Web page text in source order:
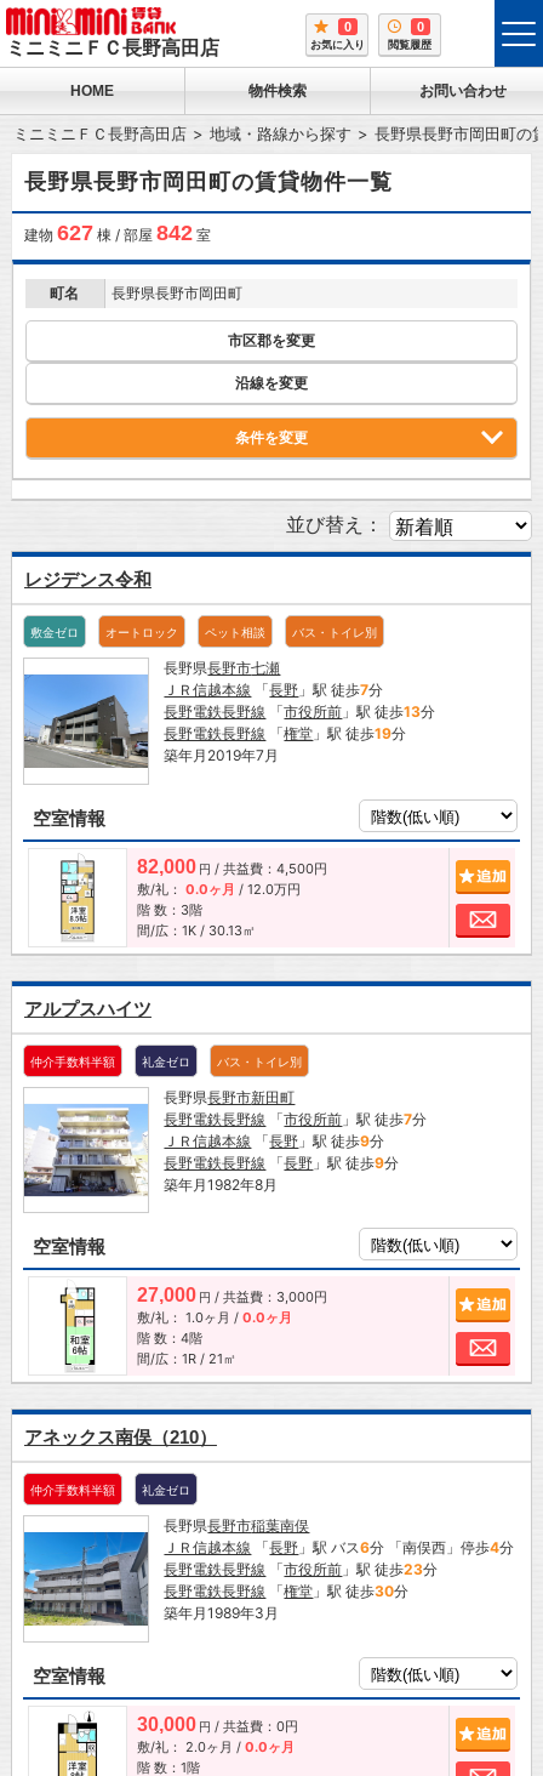
ミニミニＦＣ長野高田店
0
お気に入り
0
閲覧履歴
HOME 物件検索 お問い合わせ
ミニミニＦＣ長野高田店 地域・路線から探す 長野県長野市岡田町の
長野県長野市岡田町の賃貸物件一覧
建物 627 棟 / 部屋 842室
町名 長野県長野市岡田町
市区郡を変更
沿線を変更
条件を変更
並び替え：
レジデンス令和
敷金ゼロ オートロック ペット相談 バス・トイレ別
長野県長野市七瀬
ＪＲ信越本線 「長野 」駅 徒歩7分
長野電鉄長野線 「市役所前 」駅 徒歩13分
長野電鉄長野線 「権堂 」駅 徒歩19分
築年月2019年7月
空室情報
82,000 円 / 共益費：4,500円
敷/礼： 0.0ヶ月 / 12.0万円
階 数：3階
間/広：1K / 30.13㎡
お
アルプスハイツ
仲介手数料半額 礼金ゼロ バス・トイレ別
長野県長野市新田町
長野電鉄長野線 「市役所前 」駅 徒歩7分
ＪＲ信越本線 「長野 」駅 徒歩9分
長野電鉄長野線 「長野 」駅 徒歩9分
築年月1982年8月
空室情報
27,000 円 / 共益費：3,000円
敷/礼： 1.0ヶ月 / 0.0ヶ月
階 数：4階
間/広：1R / 21㎡
お
アネックス南俣（210）
仲介手数料半額 礼金ゼロ
長野県長野市稲葉南俣
ＪＲ信越本線 「長野 」駅 バス6分 「南俣西」停歩4分
長野電鉄長野線 「市役所前 」駅 徒歩23分
長野電鉄長野線 「権堂 」駅 徒歩30分
築年月1989年3月
空室情報
30,000 円 / 共益費：0円
敷/礼： 2.0ヶ月 / 0.0ヶ月
階 数：1階
お